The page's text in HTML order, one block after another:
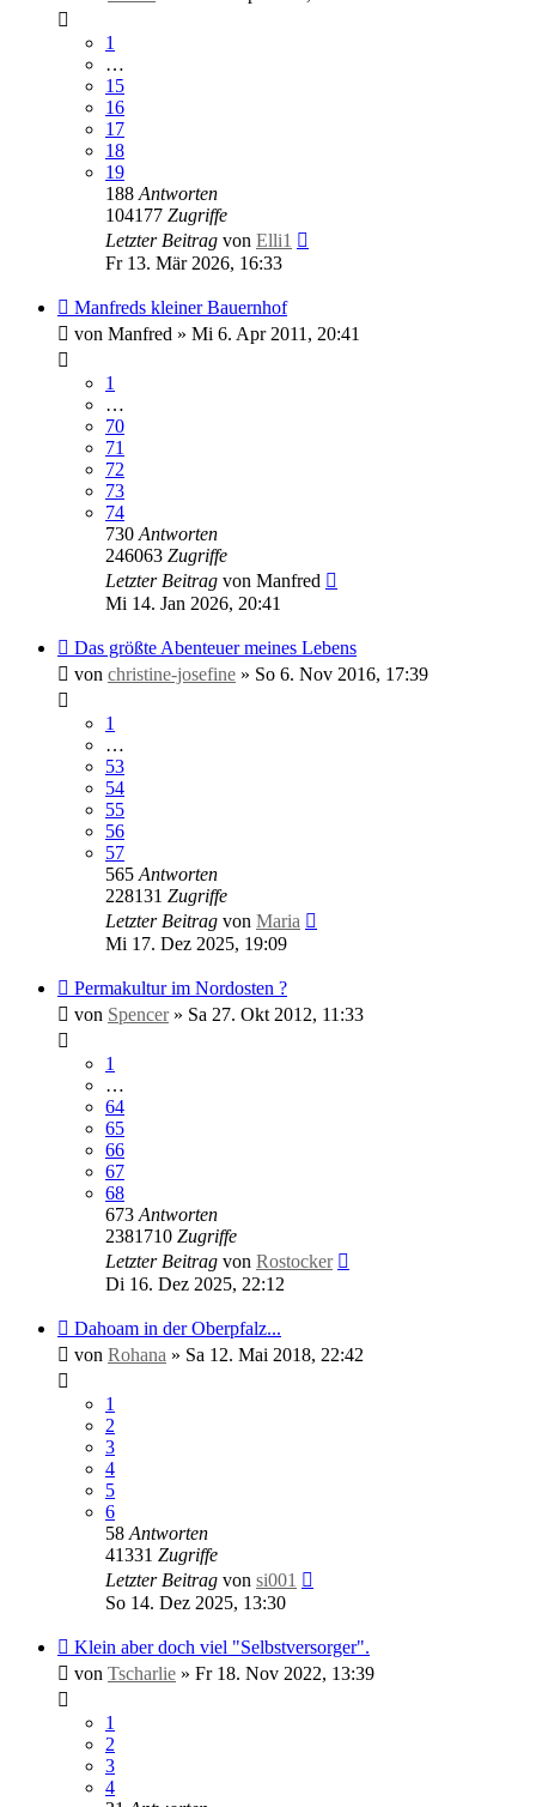
1
…
15
16
17
18
19
188 Antworten
104177 Zugriffe
Letzter Beitrag von Elli1
Fr 13. Mär 2026, 16:33
Manfreds kleiner Bauernhof
von Manfred » Mi 6. Apr 2011, 20:41
1
…
70
71
72
73
74
730 Antworten
246063 Zugriffe
Letzter Beitrag von Manfred
Mi 14. Jan 2026, 20:41
Das größte Abenteuer meines Lebens
von christine-josefine » So 6. Nov 2016, 17:39
1
…
53
54
55
56
57
565 Antworten
228131 Zugriffe
Letzter Beitrag von Maria
Mi 17. Dez 2025, 19:09
Permakultur im Nordosten ?
von Spencer» Sa 27. Okt 2012, 11:33
1
…
64
65
66
67
68
673 Antworten
2381710 Zugriffe
Letzter Beitrag von Rostocker
Di 16. Dez 2025, 22:12
Dahoam in der Oberpfalz...
von Rohana » Sa 12. Mai 2018, 22:42
1
2
3
4
5
6
58 Antworten
41331 Zugriffe
Letzter Beitrag von si001
So 14. Dez 2025, 13:30
Klein aber doch viel "Selbstversorger".
von Tscharlie » Fr 18. Nov 2022, 13:39
1
2
3
4